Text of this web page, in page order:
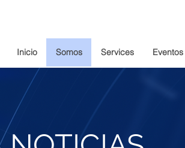
Inicio Somos Services Eventos